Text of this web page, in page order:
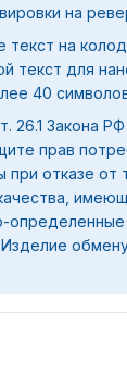
на
на
текст для
40
26.1 Закона
прав
при отказе от
определенные